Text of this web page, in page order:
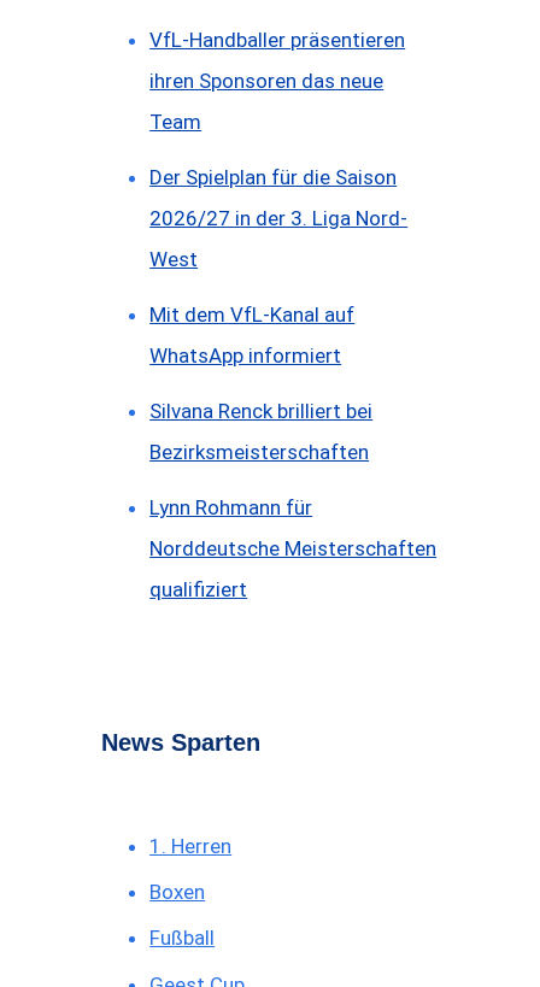
VfL-Handballer präsentieren
ihren Sponsoren das neue
Team
Der Spielplan für die Saison
2026/27 in der 3. Liga Nord-
West
Mit dem VfL-Kanal auf
WhatsApp informiert
Silvana Renck brilliert bei
Bezirksmeisterschaften
Lynn Rohmann für
Norddeutsche Meisterschaften
qualifiziert
News Sparten
1. Herren
Boxen
Fußball